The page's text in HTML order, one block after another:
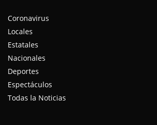
Coronavirus
Locales
Estatales
Nacionales
Deportes
Espectáculos
Todas la Noticias